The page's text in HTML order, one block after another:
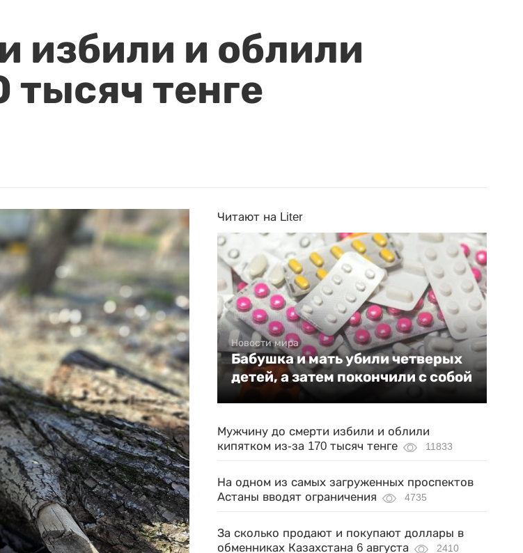
избили и облили
тысяч тенге
Читают на Liter
Новости мира
Бабушка и мать убили четверых
детей, а затем покончили с собой
Мужчину до смерти избили и облили
кипятком из-за 170 тысяч тенге
11833
На одном из самых загруженных проспектов
Астаны вводят ограничения
4735
За сколько продают и покупают доллары в
обменниках Казахстана 6 августа
2410